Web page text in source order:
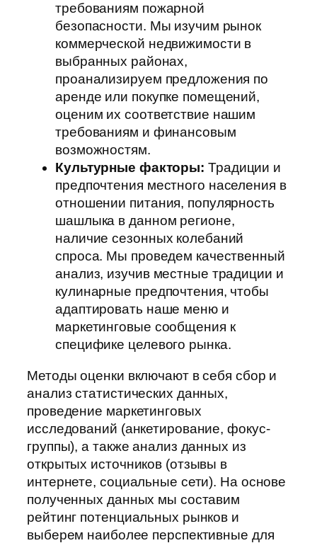
требованиям пожарной
безопасности. Мы изучим рынок
коммерческой недвижимости в
выбранных районах,
проанализируем предложения по
аренде или покупке помещений,
оценим их соответствие нашим
требованиям и финансовым
возможностям.
Культурные факторы: Традиции и
предпочтения местного населения в
отношении питания, популярность
шашлыка в данном регионе,
наличие сезонных колебаний
спроса. Мы проведем качественный
анализ, изучив местные традиции и
кулинарные предпочтения, чтобы
адаптировать наше меню и
маркетинговые сообщения к
специфике целевого рынка.
Методы оценки включают в себя сбор и
анализ статистических данных,
проведение маркетинговых
исследований (анкетирование, фокус-
группы), а также анализ данных из
открытых источников (отзывы в
интернете, социальные сети). На основе
полученных данных мы составим
рейтинг потенциальных рынков и
выберем наиболее перспективные для